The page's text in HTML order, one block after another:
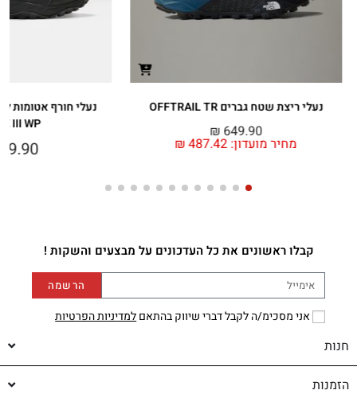
נעלי ריצת שטח גברים OFFTRAIL TR
מחיר מועדון: ₪487.42
₪ 649.90
III WP
קבלו ראשונים את כל העדכונים על מבצעים והשקות !
אני מסכימ/ה לקבל דברי שיווק בהתאםלמדיניות הפרטיות
הרשמה
חנות
הזמנות